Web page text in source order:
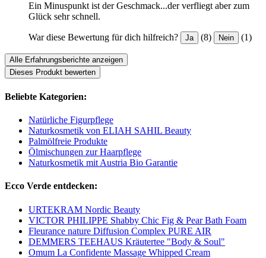
Ein Minuspunkt ist der Geschmack...der verfliegt aber zum
Glück sehr schnell.
War diese Bewertung für dich hilfreich? Ja (8) Nein (1)
Alle Erfahrungsberichte anzeigen
Dieses Produkt bewerten
Beliebte Kategorien:
Natürliche Figurpflege
Naturkosmetik von ELIAH SAHIL Beauty
Palmölfreie Produkte
Ölmischungen zur Haarpflege
Naturkosmetik mit Austria Bio Garantie
Ecco Verde entdecken:
URTEKRAM Nordic Beauty
VICTOR PHILIPPE Shabby Chic Fig & Pear Bath Foam
Fleurance nature Diffusion Complex PURE AIR
DEMMERS TEEHAUS Kräutertee "Body & Soul"
Omum La Confidente Massage Whipped Cream